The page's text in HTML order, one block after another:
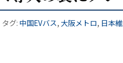
タグ: 中国EVバス, 大阪メトロ, 日本